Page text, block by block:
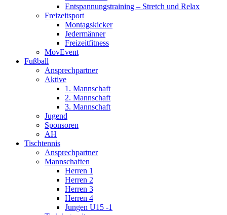
Entspannungstraining – Stretch und Relax
Freizeitsport
Montagskicker
Jedermänner
Freizeitfitness
MovEvent
Fußball
Ansprechpartner
Aktive
1. Mannschaft
2. Mannschaft
3. Mannschaft
Jugend
Sponsoren
AH
Tischtennis
Ansprechpartner
Mannschaften
Herren 1
Herren 2
Herren 3
Herren 4
Jungen U15 -1